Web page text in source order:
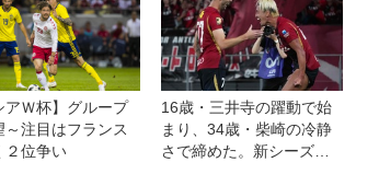
アＷ杯】グループ
～注目はフランス
２位争い
16歳・三井寺の躍動で始
まり、34歳・柴崎の冷静
さで締めた。新シーズン